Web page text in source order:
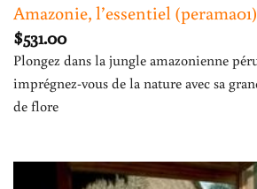
Amazonie, l’essentiel (perama01)
$531.00
Plongez dans la jungle amazonienne
imprégnez-vous de la nature avec sa
de flore